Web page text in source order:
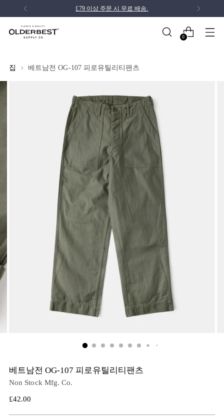
£79 이상 주문 시 무료 배송.
0
집 베트남전 OG-107 피로유틸리티팬츠
베트남전 OG-107 피로유틸리티팬츠
Non Stock Mfg. Co.
정
£42.00